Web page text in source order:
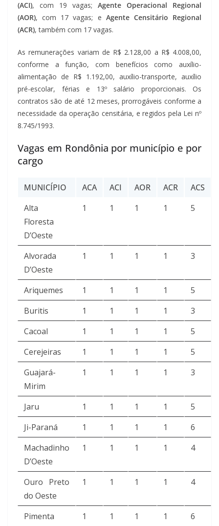
(ACI), com 19 vagas; Agente Operacional Regional
(AOR), com 17 vagas; e Agente Censitário Regional
(ACR), também com 17 vagas.
As remunerações variam de R$ 2.128,00 a R$ 4.008,00,
conforme a função, com benefícios como auxílio-
alimentação de R$ 1.192,00, auxílio-transporte, auxílio
pré-escolar, férias e 13º salário proporcionais. Os
contratos são de até 12 meses, prorrogáveis conforme a
necessidade da operação censitária, e regidos pela Lei nº
8.745/1993.
Vagas em Rondônia por município e por
cargo
MUNICÍPIO ACA ACI AOR ACR ACS
Alta
Floresta
D’Oeste
1 1 1 1 5
Alvorada
D’Oeste
1 1 1 1 3
Ariquemes 1 1 1 1 5
Buritis
1 1 1 1 3
Cacoal
1 1 1 1 5
Cerejeiras
1 1 1 1 5
Guajará-
Mirim
1 1 1 1 3
Jaru 1 1 1 1 5
Ji-Paraná
1 1 1 1 6
Machadinho
D’Oeste
1 1 1 1 4
Ouro Preto
do Oeste
1 1 1 1 4
Pimenta
1 1 1 1 6